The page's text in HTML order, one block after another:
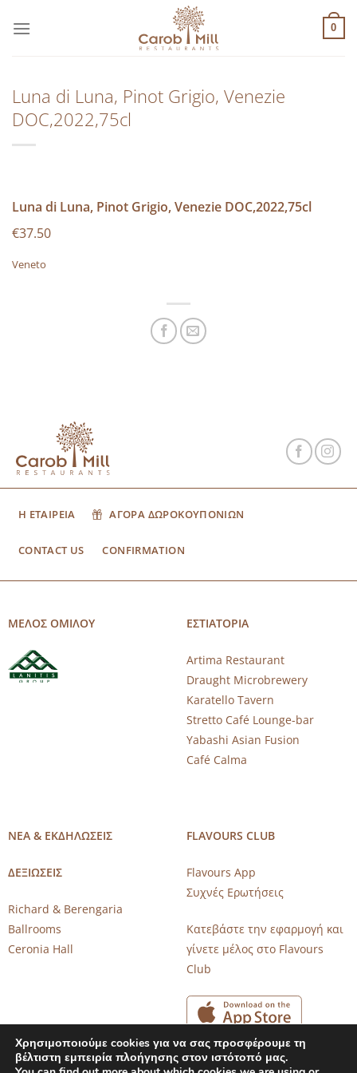
στο
0
Luna di Luna, Pinot Grigio, Venezie
DOC,2022,75cl
Luna di Luna, Pinot Grigio, Venezie DOC,2022,75cl
€37.50
Veneto
Η ΕΤΑΙΡΕΙΑ ΑΓΟΡΑ ΔΩΡΟΚΟΥΠΟΝΙΩΝ
CONTACT US CONFIRMATION
ΜΕΛΟΣ ΟΜΙΛΟΥ ΕΣΤΙΑΤΟΡΙΑ
Artima Restaurant
Draught Microbrewery
Karatello Tavern
Stretto Café Lounge-bar
Yabashi Asian Fusion
Café Calma
ΝΕΑ & ΕΚΔΗΛΩΣΕΙΣ
ΔΕΞΙΩΣΕΙΣ
Richard & Berengaria
Ballrooms
Ceronia Hall
FLAVOURS CLUB
Flavours App
Συχνές Ερωτήσεις
Κατεβάστε την εφαρμογή και
γίνετε μέλος στο Flavours
Club
Χρησιμοποιούμε cookies για να σας προσφέρουμε τη
βέλτιστη εμπειρία πλοήγησης στον ιστότοπό μας.